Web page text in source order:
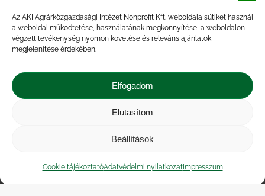
Az AKI Agrárközgazdasági Intézet Nonprofit Kft. weboldala sütiket használ
a weboldal működtetése, használatának megkönnyítése, a weboldalon
végzett tevékenység nyomon követése és releváns ajánlatok
megjelenítése érdekében.
Elfogadom
Elutasítom
Beállítások
Cookie tájékoztatóAdatvédelmi nyilatkozatImpresszum
paradicsom piac piaci jelentés
pulyka pulykahús sertés sertéshús
szarvasmarha termelés
termelői
zöldség árak
átlagárértékesítési ár
Közérdekű adatok
| Adatvédelmi nyilatkozat
|